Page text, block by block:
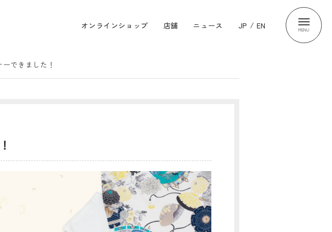
オンラインショップ 店舗 ニュース JP / EN MENU
できました！